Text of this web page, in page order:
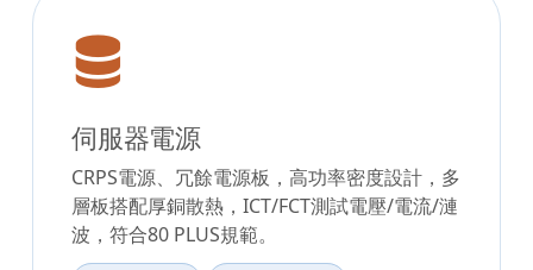
伺服器電源
CRPS電源、冗餘電源板，高功率密度設計，多
層板搭配厚銅散熱，ICT/FCT測試電壓/電流/漣
波，符合80 PLUS規範。